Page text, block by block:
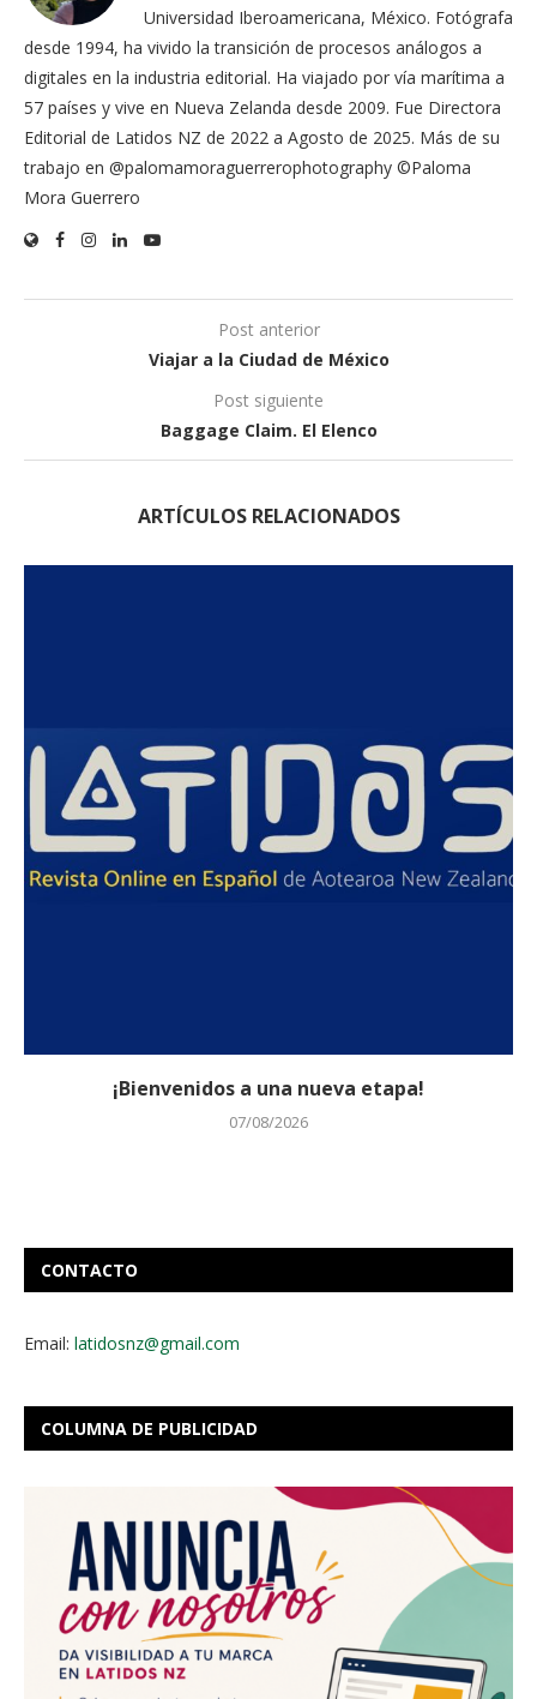
Universidad Iberoamericana, México. Fotógrafa
desde 1994, ha vivido la transición de procesos análogos a
digitales en la industria editorial. Ha viajado por vía marítima a
57 países y vive en Nueva Zelanda desde 2009. Fue Directora
Editorial de Latidos NZ de 2022 a Agosto de 2025. Más de su
trabajo en @palomamoraguerrerophotography ©Paloma
Mora Guerrero
Post anterior
Viajar a la Ciudad de México
Post siguiente
Baggage Claim. El Elenco
ARTÍCULOS RELACIONADOS
¡Bienvenidos a una nueva etapa!
07/08/2026
CONTACTO
Email: latidosnz@gmail.com
COLUMNA DE PUBLICIDAD